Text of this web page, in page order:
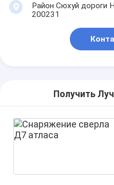
Район Сюхуй дороги
200231
Получить